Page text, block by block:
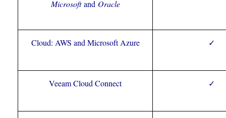
Microsoftand Oracle
Cloud: AWS and Microsoft Azure ✓
Veeam Cloud Connect ✓